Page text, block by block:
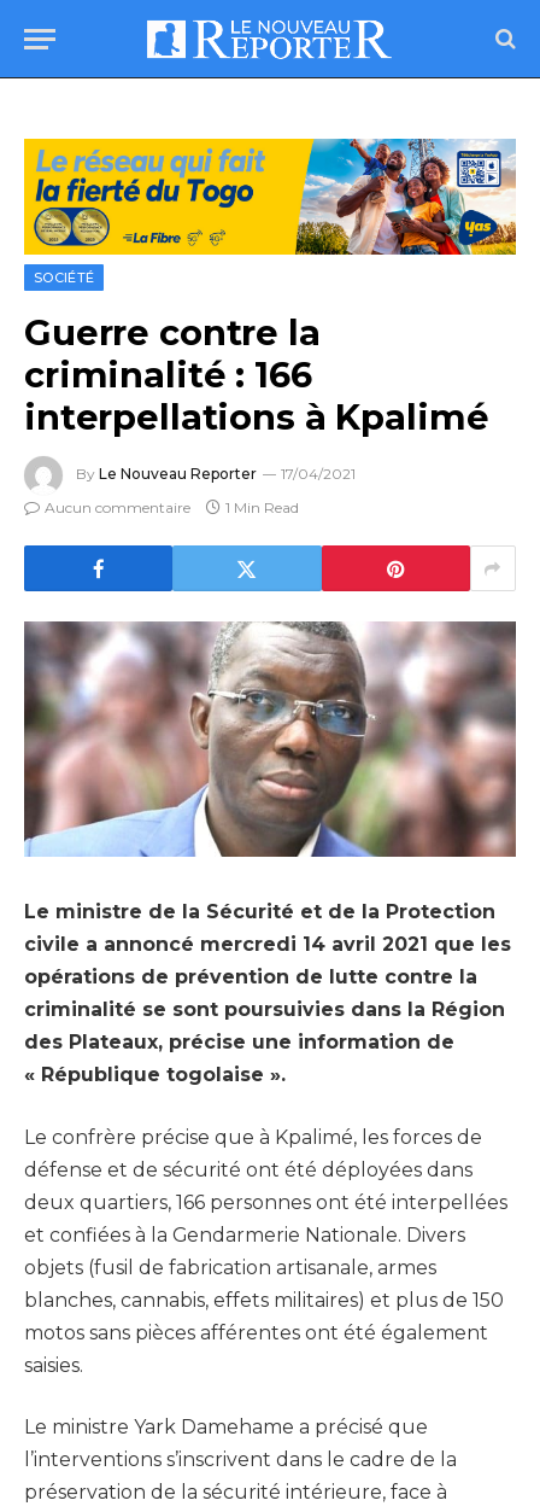
SOCIÉTÉ
Guerre contre la
criminalité : 166
interpellations à Kpalimé
By Le Nouveau Reporter
17/04/2021
Aucun commentaire
1 Min Read
Le ministre de la Sécurité et de la Protection
civile a annoncé mercredi 14 avril 2021 que les
opérations de prévention de lutte contre la
criminalité se sont poursuivies dans la Région
des Plateaux, précise une information de
« République togolaise ».
Le confrère précise que à Kpalimé, les forces de
défense et de sécurité ont été déployées dans
deux quartiers, 166 personnes ont été interpellées
et confiées à la Gendarmerie Nationale. Divers
objets (fusil de fabrication artisanale, armes
blanches, cannabis, effets militaires) et plus de 150
motos sans pièces afférentes ont été également
saisies.
Le ministre Yark Damehame a précisé que
l’interventions s’inscrivent dans le cadre de la
préservation de la sécurité intérieure, face à